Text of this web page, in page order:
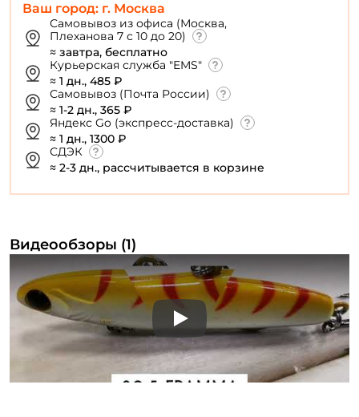
Ваш город: г. Москва
Самовывоз из офиса (Москва,
Плеханова 7 с 10 до 20)
≈ завтра, бесплатно
Курьерская служба "EMS"
≈ 1 дн., 485 ₽
Самовывоз (Почта России)
≈ 1-2 дн., 365 ₽
Яндекс Go (экспресс-доставка)
≈ 1 дн., 1300 ₽
СДЭК
≈ 2-3 дн., рассчитывается в корзине
Видеообзоры (1)
Play